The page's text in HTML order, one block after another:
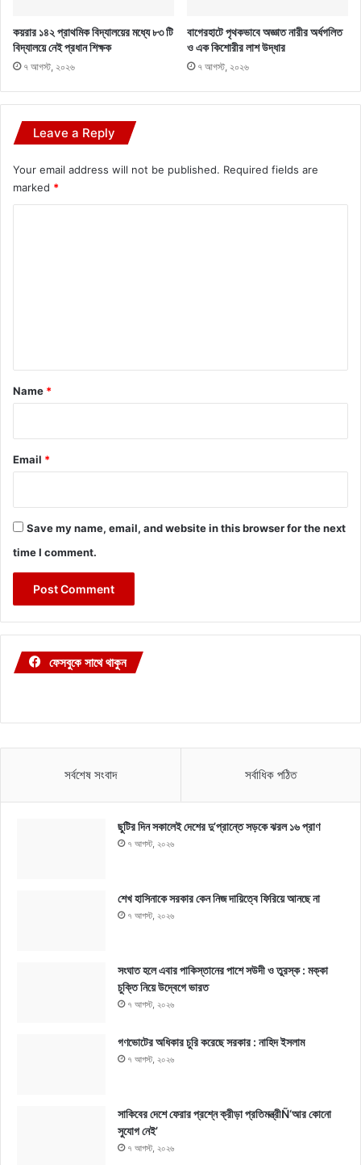
কয়রার ১৪২ প্রাথমিক বিদ্যালয়ের মধ্যে ৮৩ টি
বিদ্যালয়ে নেই প্রধান শিক্ষক
৭ আগস্ট, ২০২৬
বাগেরহাটে পৃথকভাবে অজ্ঞাত নারীর অর্ধগলিত
ও এক কিশোরীর লাশ উদ্ধার
৭ আগস্ট, ২০২৬
Leave a Reply
Your email address will not be published. Required fields are
marked *
*
Name *
Email *
Save my name, email, and website in this browser for the next
time I comment.
ফেসবুকে সাথে থাকুন
সর্বশেষ সংবাদ সর্বাধিক পঠিত
ছুটির দিন সকালেই দেশের দু’প্রান্তে সড়কে ঝরল ১৬ প্রাণ
৭ আগস্ট, ২০২৬
শেখ হাসিনাকে সরকার কেন নিজ দায়িত্বে ফিরিয়ে আনছে না
৭ আগস্ট, ২০২৬
সংঘাত হলে এবার পাকিস্তানের পাশে সউদী ও তুরস্ক : মক্কা
চুক্তি নিয়ে উদ্বেগে ভারত
৭ আগস্ট, ২০২৬
গণভোটের অধিকার চুরি করেছে সরকার : নাহিদ ইসলাম
৭ আগস্ট, ২০২৬
সাকিবের দেশে ফেরার প্রশ্নে ক্রীড়া প্রতিমন্ত্রীÑ‘আর কোনো
সুযোগ নেই’
৭ আগস্ট, ২০২৬